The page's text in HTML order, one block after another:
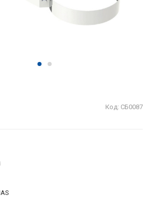
Код: СБ0087